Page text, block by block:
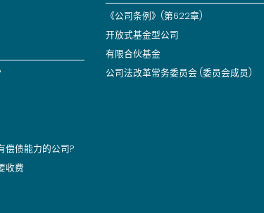
偿债能力的公司?
收费
《公司条例》(第622章)
开放式基金型公司
有限合伙基金
公司法改革常务委员会 (委员会成员)